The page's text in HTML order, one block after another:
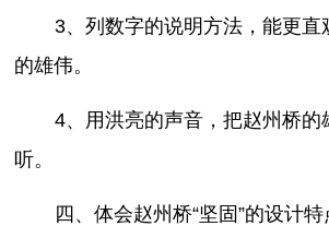
3、列数字的说明方法，能更直
的雄伟。
4、用洪亮的声音，把赵州桥的
听。
四、体会赵州桥“坚固”的设计特